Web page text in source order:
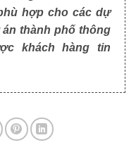
hợp cho các dự
thành phố thông
khách hàng tin